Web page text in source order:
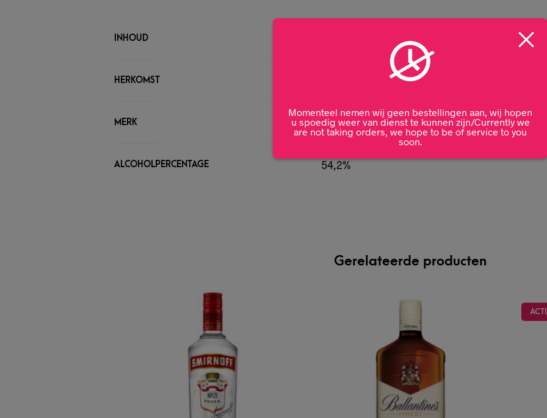
INHOUD
HERKOMST Verenigd Koninkrijk
MERK Ardbeg
ALCOHOLPERCENTAGE 54,2%
Gerelateerde producten
Momenteel nemen wij geen bestellingen aan, wij hopen
u spoedig weer van dienst te kunnen zijn/Currently we
are not taking orders, we hope to be of service to you
soon.